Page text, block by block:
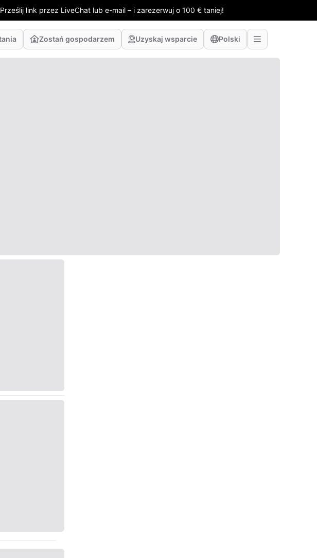
link przez LiveChat lub e-mail – i zarezerwuj o 100 € taniej!
Zostań gospodarzem Uzyskaj wsparcie Polski